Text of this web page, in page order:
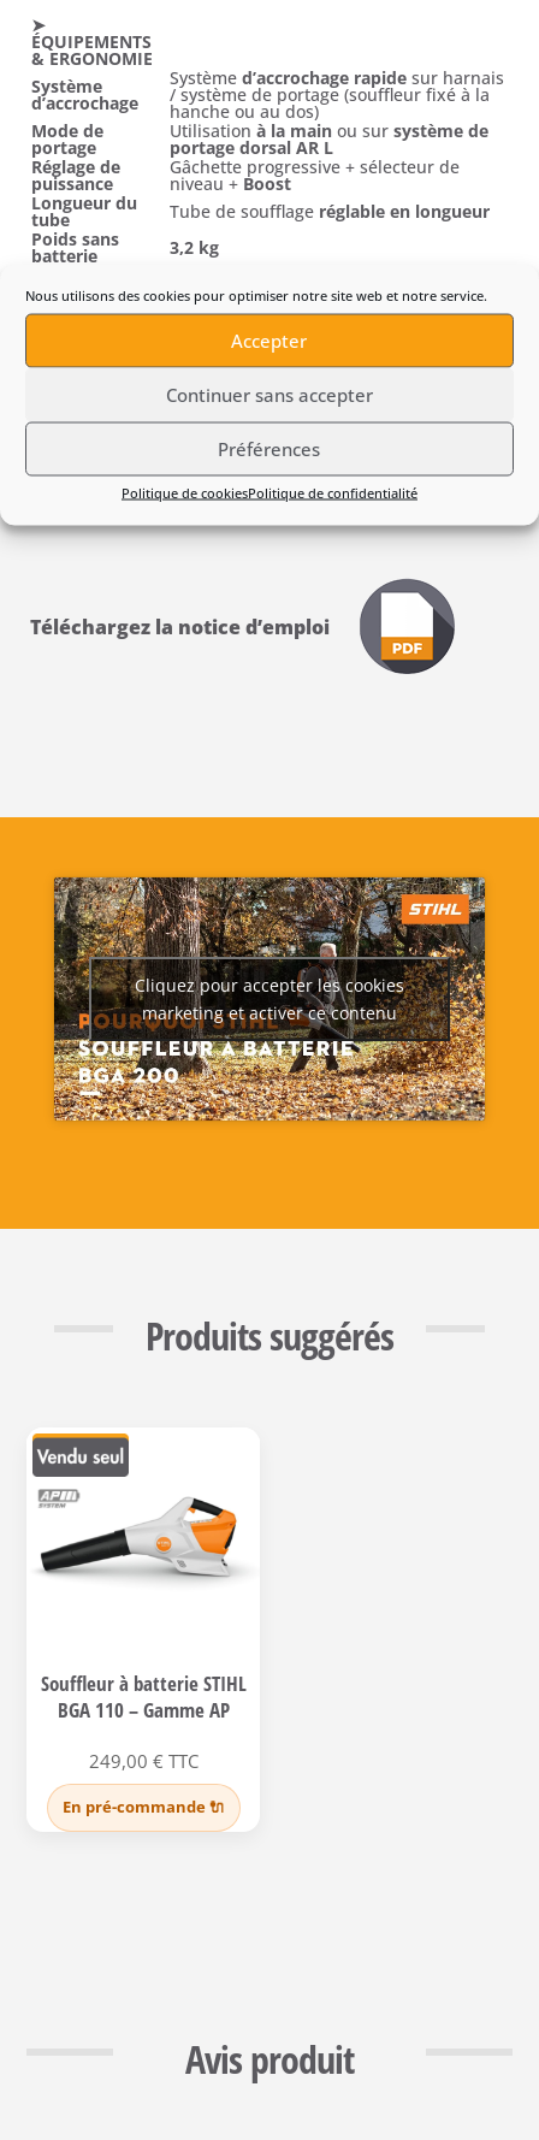
Nous utilisons des cookies pour optimiser notre site web et notre service.
Accepter
Continuer sans accepter
Préférences
Politique de cookiesPolitique de confidentialité
➤
ÉQUIPEMENTS
& ERGONOMIE
Système
d’accrochage
Système d’accrochage rapide sur harnais
/ système de portage (souffleur fixé à la
hanche ou au dos)
Mode de
portage
Utilisation à la main ou sur système de
portage dorsal AR L
Réglage de
puissance
Gâchette progressive + sélecteur de
niveau + Boost
Longueur du
tube Tube de soufflage réglable en longueur
Poids sans
batterie 3,2 kg
➤ ENTRETIEN &
ACCESSOIRES
Nettoyage du tube et des grilles d’air,
contrôle visuel régulier, vérification des
contacts batterie
Harnais / système de portage pour
batteriesAR L, batteriesAP / AR / AR L
chargeursAL 300 / AL 500
Téléchargez la notice d’emploi
Cliquez pour accepter les cookies
marketing et activer ce contenu
Produits suggérés
Souffleur à batterie STIHL
BGA 110 – Gamme AP
249,00 € TTC
En pré-commande 🔌
Avis produit